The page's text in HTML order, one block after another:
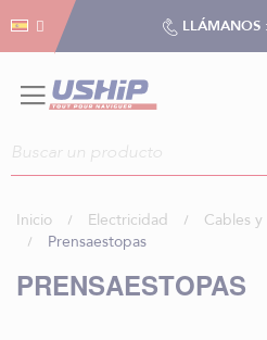
LLÁMANOS :
Inicio Electricidad
Cables y
Prensaestopas
PRENSAESTOPAS
Gestión de cookies
Gestión de cookies